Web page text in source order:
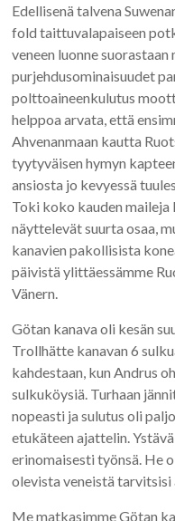
Edellisenä talvena
fold taittuvalapaiseen
veneen luonne suorastaan
purjehdusominaisuudet
polttoaineenkulutus
helppoa arvata, että
Ahvenanmaan kautta
tyytyväisen hymyn
ansiosta jo kevyessä
Toki koko kauden
näyttelevät suurta osaa,
kanavien pakollisista
päivistä ylittäessämme
Vänern.
Götan kanava oli kesän
Trollhätte kanavan 6
kahdestaan, kun Andrus
sulkuköysiä. Turhaan
nopeasti ja sulutus oli
etukäteen ajattelin.
erinomaisesti työnsä. He
olevista veneistä tarvitsisi
Me matkasimme Götan